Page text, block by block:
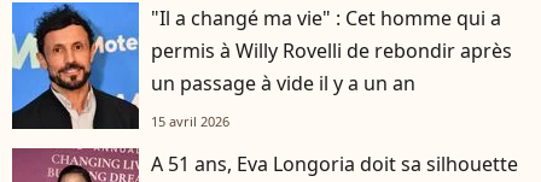
"Il a changé ma vie" : Cet homme qui a
permis à Willy Rovelli de rebondir après
un passage à vide il y a un an
15 avril 2026
A 51 ans, Eva Longoria doit sa silhouette